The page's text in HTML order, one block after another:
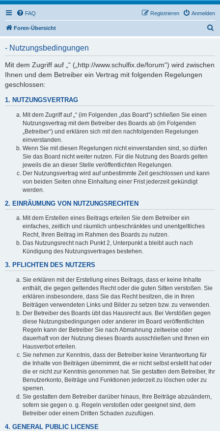
FAQ Anmelden
Registrieren
Foren-Übersicht
- Nutzungsbedingungen
Mit dem Zugriff auf „“ („http://www.schulfix.de/forum“) wird zwischen
Ihnen und dem Betreiber ein Vertrag mit folgenden Regelungen
geschlossen:
1. NUTZUNGSVERTRAG
Mit dem Zugriff auf „“ (im Folgenden „das Board“) schließen Sie einen
Nutzungsvertrag mit dem Betreiber des Boards ab (im Folgenden
„Betreiber“) und erklären sich mit den nachfolgenden Regelungen
einverstanden.
Wenn Sie mit diesen Regelungen nicht einverstanden sind, so dürfen
Sie das Board nicht weiter nutzen. Für die Nutzung des Boards gelten
jeweils die an dieser Stelle veröffentlichten Regelungen.
Der Nutzungsvertrag wird auf unbestimmte Zeit geschlossen und kann
von beiden Seiten ohne Einhaltung einer Frist jederzeit gekündigt
werden.
2. EINRÄUMUNG VON NUTZUNGSRECHTEN
Mit dem Erstellen eines Beitrags erteilen Sie dem Betreiber ein
einfaches, zeitlich und räumlich unbeschränktes und unentgeltliches
Recht, Ihren Beitrag im Rahmen des Boards zu nutzen.
Das Nutzungsrecht nach Punkt 2, Unterpunkt a bleibt auch nach
Kündigung des Nutzungsvertrages bestehen.
3. PFLICHTEN DES NUTZERS
Sie erklären mit der Erstellung eines Beitrags, dass er keine Inhalte
enthält, die gegen geltendes Recht oder die guten Sitten verstoßen. Sie
erklären insbesondere, dass Sie das Recht besitzen, die in Ihren
Beiträgen verwendeten Links und Bilder zu setzen bzw. zu verwenden.
Der Betreiber des Boards übt das Hausrecht aus. Bei Verstößen gegen
diese Nutzungsbedingungen oder anderer im Board veröffentlichten
Regeln kann der Betreiber Sie nach Abmahnung zeitweise oder
dauerhaft von der Nutzung dieses Boards ausschließen und Ihnen ein
Hausverbot erteilen.
Sie nehmen zur Kenntnis, dass der Betreiber keine Verantwortung für
die Inhalte von Beiträgen übernimmt, die er nicht selbst erstellt hat oder
die er nicht zur Kenntnis genommen hat. Sie gestatten dem Betreiber, Ihr
Benutzerkonto, Beiträge und Funktionen jederzeit zu löschen oder zu
sperren.
Sie gestatten dem Betreiber darüber hinaus, Ihre Beiträge abzuändern,
sofern sie gegen o. g. Regeln verstoßen oder geeignet sind, dem
Betreiber oder einem Dritten Schaden zuzufügen.
4. GENERAL PUBLIC LICENSE